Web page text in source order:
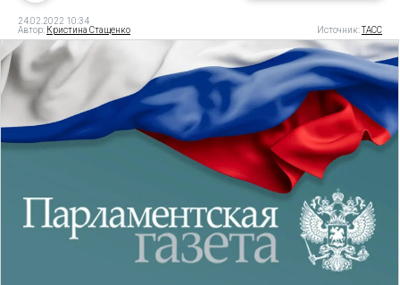
24.02.2022 10:34
Автор: Кристина Стащенко Источник:ТАСС